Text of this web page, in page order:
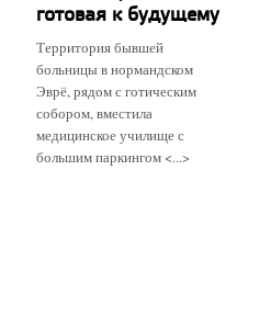
готовая к будущему
Территория бывшей
больницы в нормандском
Эврё, рядом с готическим
собором, вместила
медицинское училище с
большим паркингом <...>